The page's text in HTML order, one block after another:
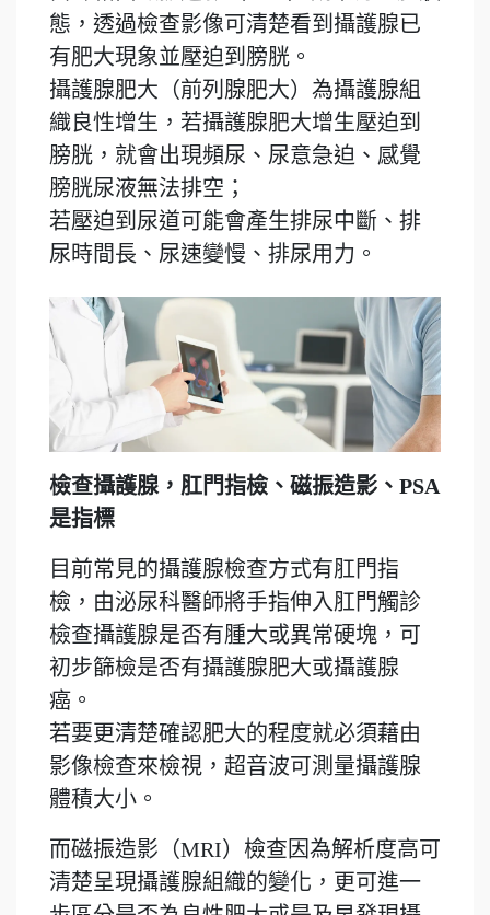
態，透過檢查影像可清楚看到攝護腺已
有肥大現象並壓迫到膀胱。
攝護腺肥大（前列腺肥大）為攝護腺組
織良性增生，若攝護腺肥大增生壓迫到
膀胱，就會出現頻尿、尿意急迫、感覺
膀胱尿液無法排空；
若壓迫到尿道可能會產生排尿中斷、排
尿時間長、尿速變慢、排尿用力。
檢查攝護腺，肛門指檢、磁振造影、PSA
是指標
目前常見的攝護腺檢查方式有肛門指
檢，由泌尿科醫師將手指伸入肛門觸診
檢查攝護腺是否有腫大或異常硬塊，可
初步篩檢是否有攝護腺肥大或攝護腺
癌。
若要更清楚確認肥大的程度就必須藉由
影像檢查來檢視，超音波可測量攝護腺
體積大小。
而磁振造影（MRI）檢查因為解析度高可
清楚呈現攝護腺組織的變化，更可進一